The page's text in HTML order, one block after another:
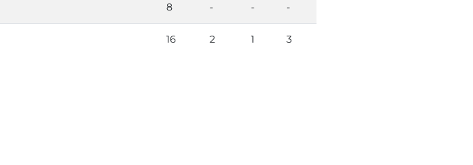
8 - - -
16 2 1 3